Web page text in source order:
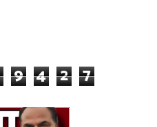
9 4 2 7